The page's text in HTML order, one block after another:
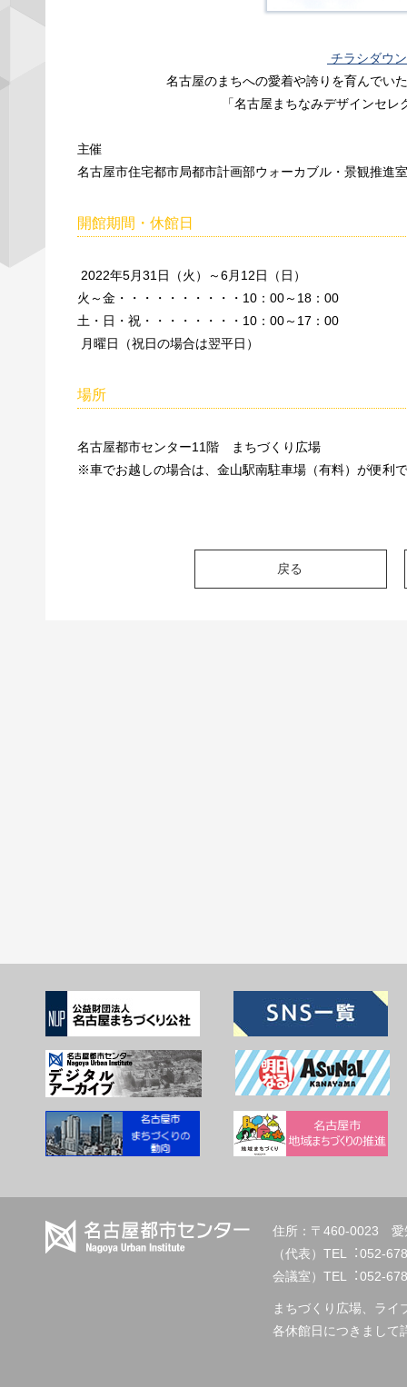
チラシダウ
名古屋のまちへの愛着や誇りを育んでい
「名古屋まちなみデザインセ
主催
名古屋市住宅都市局都市計画部ウォーカブル・景観推進室
開館期間・休館日
2022年5月31日（火）～6月12日（日）
火～金・・・・・・・・・・10：00～18：00
土・日・祝・・・・・・・・10：00～17：00
月曜日（祝日の場合は翌平日）
場所
名古屋都市センター11階 まちづくり広場
※車でお越しの場合は、金山駅南駐車場（有料）が便利
戻る
住所：〒460-0023 愛
（代表）
会議室）TEL︓052-
まちづくり広場、ライ
各休館日につきまして